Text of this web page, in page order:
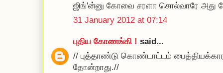
ஜிங்'ன்னு கோவை சரளா சொல்வாரே அது
31 January 2012 at 07:14
புதிய கோணங்கி ! said...
// புத்தாண்டு கொண்டாட்டம்
தோன்றாது.//